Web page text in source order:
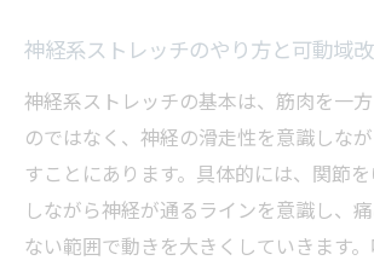
神経系ストレッチのやり方と可動域
神経系ストレッチの基本は、筋肉を一
のではなく、神経の滑走性を意識しな
すことにあります。具体的には、関節
しながら神経が通るラインを意識し、
ない範囲で動きを大きくしていきます。